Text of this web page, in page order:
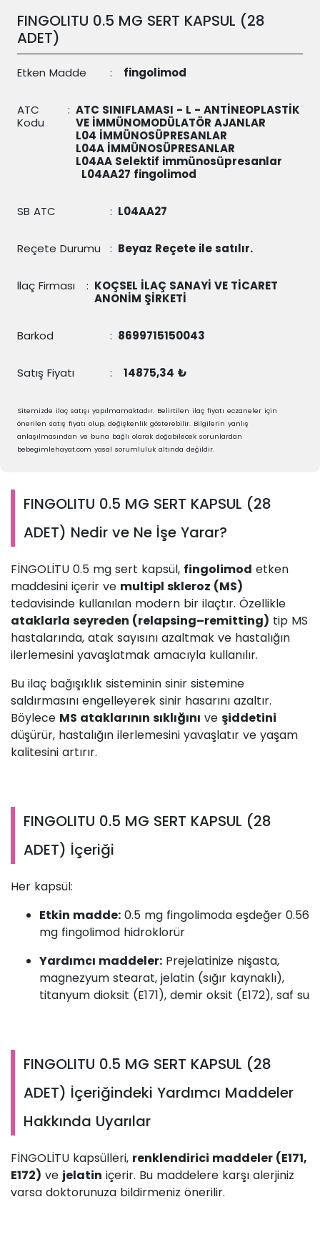
FINGOLITU 0.5 MG SERT KAPSUL (28
ADET)
Etken Madde : fingolimod
ATC
Kodu
: ATC SINIFLAMASI - L - ANTİNEOPLASTİK
VE İMMÜNOMODÜLATÖR AJANLAR
L04 İMMÜNOSÜPRESANLAR
L04A İMMÜNOSÜPRESANLAR
L04AA Selektif immünosüpresanlar
L04AA27 fingolimod
SB ATC : L04AA27
Reçete Durumu : Beyaz Reçete ile satılır.
İlaç Firması : KOÇSEL İLAÇ SANAYİ VE TİCARET
ANONİM ŞİRKETİ
Barkod : 8699715150043
Satış Fiyatı : 14875,34 ₺
Sitemizde ilaç satışı yapılmamaktadır. Belirtilen ilaç fiyatı eczaneler için
önerilen satış fiyatı olup, değişkenlik gösterebilir. Bilgilerin yanlış
anlaşılmasından ve buna bağlı olarak doğabilecek sorunlardan
bebegimlehayat.com yasal sorumluluk altında değildir.
FINGOLITU 0.5 MG SERT KAPSUL (28
ADET) Nedir ve Ne İşe Yarar?
FİNGOLİTU 0.5 mg sert kapsül, fingolimod etken
maddesini içerir ve multipl skleroz (MS)
tedavisinde kullanılan modern bir ilaçtır. Özellikle
ataklarla seyreden (relapsing–remitting) tip MS
hastalarında, atak sayısını azaltmak ve hastalığın
ilerlemesini yavaşlatmak amacıyla kullanılır.
Bu ilaç bağışıklık sisteminin sinir sistemine
saldırmasını engelleyerek sinir hasarını azaltır.
Böylece MS ataklarının sıklığını ve şiddetini
düşürür, hastalığın ilerlemesini yavaşlatır ve yaşam
kalitesini artırır.
FINGOLITU 0.5 MG SERT KAPSUL (28
ADET) İçeriği
Her kapsül:
Etkin madde: 0.5 mg fingolimoda eşdeğer 0.56
mg fingolimod hidroklorür
Yardımcı maddeler: Prejelatinize nişasta,
magnezyum stearat, jelatin (sığır kaynaklı),
titanyum dioksit (E171), demir oksit (E172), saf su
FINGOLITU 0.5 MG SERT KAPSUL (28
ADET) İçeriğindeki Yardımcı Maddeler
Hakkında Uyarılar
FİNGOLİTU kapsülleri, renklendirici maddeler (E171,
E172) ve jelatin içerir. Bu maddelere karşı alerjiniz
varsa doktorunuza bildirmeniz önerilir.